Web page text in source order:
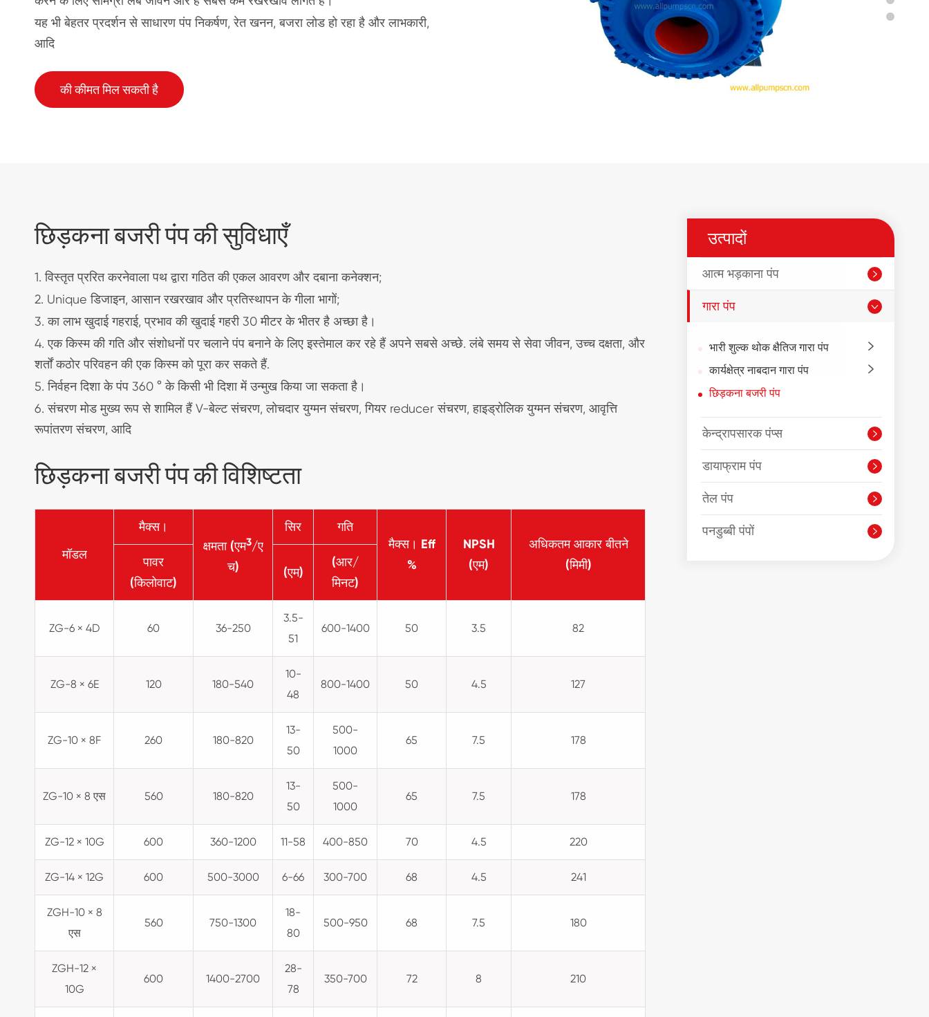
यह भी बेहतर प्रदर्शन से साधारण पंप निकर्षण, रेत खनन, बजरा लोड हो रहा है और लाभकारी,
आदि
की कीमत मिल सकती है
छिड़कना बजरी पंप की सुविधाएँ
1. विस्तृत प्ररित करनेवाला पथ द्वारा गठित की एकल आवरण और दबाना कनेक्शन;
2. Unique डिजाइन, आसान रखरखाव और प्रतिस्थापन के गीला भागों;
3. का लाभ खुदाई गहराई, प्रभाव की खुदाई गहरी 30 मीटर के भीतर है अच्छा है।
4. एक किस्म की गति और संशोधनों पर चलाने पंप बनाने के लिए इस्तेमाल कर रहे हैं अपने सबसे अच्छे. लंबे समय से सेवा जीवन, उच्च दक्षता, और
शर्तों कठोर परिवहन की एक किस्म को पूरा कर सकते हैं.
5. निर्वहन दिशा के पंप 360 ° के किसी भी दिशा में उन्मुख किया जा सकता है।
6. संचरण मोड मुख्य रूप से शामिल हैं V-बेल्ट संचरण, लोचदार युग्मन संचरण, गियर reducer संचरण, हाइड्रोलिक युग्मन संचरण, आवृत्ति
रूपांतरण संचरण, आदि
छिड़कना बजरी पंप की विशिष्टता
मॉडल
मैक्स।
क्षमता (एम3/ए
च)
सिर
गति
मैक्स। Eff
%
NPSH
(एम)
अधिकतम आकार बीतने
(मिमी)
पावर
(किलोवाट)
(एम)
(आर/
मिनट)
ZG-6 × 4D 60 36-250
3.5-
51
600-1400 50 3.5 82
ZG-8 × 6E 120 180-540
10-
48
800-1400 50 4.5 127
ZG-10 × 8F 260 180-820
13-
50
500-
1000
65 7.5 178
ZG-10 × 8 एस 560 180-820
13-
50
500-
1000
65 7.5 178
ZG-12 × 10G 600 360-1200 11-58 400-850 70 4.5 220
ZG-14 × 12G 600 500-3000 6-66 300-700 68 4.5 241
ZGH-10 × 8
एस
560 750-1300
18-
80
500-950 68 7.5 180
ZGH-12 ×
10G
600 1400-2700
28-
78
350-700 72 8 210
उत्पादों
आत्म भड़काना पंप 
गारा पंप 
भारी शुल्क थोक क्षैतिज गारा पंप 
कार्यक्षेत्र नाबदान गारा पंप 
छिड़कना बजरी पंप
केन्द्रापसारक पंप्स 
डायाफ्राम पंप 
तेल पंप 
पनडुब्बी पंपों 